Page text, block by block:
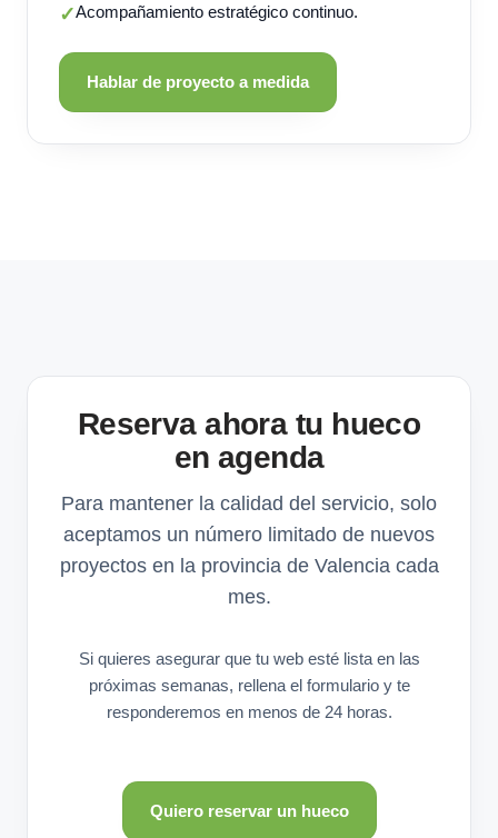
✓Acompañamiento estratégico continuo.
Hablar de proyecto a medida
Reserva ahora tu hueco
en agenda
Para mantener la calidad del servicio, solo
aceptamos un número limitado de nuevos
proyectos en la provincia de Valencia cada
mes.
Si quieres asegurar que tu web esté lista en las
próximas semanas, rellena el formulario y te
responderemos en menos de 24 horas.
Quiero reservar un hueco